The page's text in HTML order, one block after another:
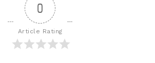
0
Article Rating